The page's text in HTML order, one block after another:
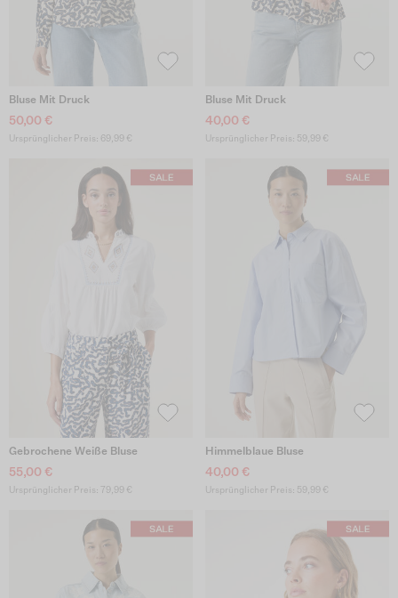
Bluse Mit Druck
50,00 €
Ursprünglicher Preis: 69,99 €
Bluse Mit Druck
40,00 €
Ursprünglicher Preis: 59,99 €
Gebrochene Weiße Bluse
55,00 €
Ursprünglicher Preis: 79,99 €
Himmelblaue Bluse
40,00 €
Ursprünglicher Preis: 59,99 €